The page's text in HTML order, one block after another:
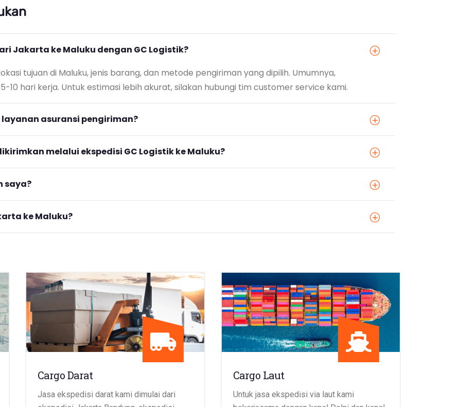
Jakarta ke Maluku dengan GC Logistik?
tujuan di Maluku, jenis barang, dan metode pengiriman yang dipilih. Umumnya,
hari kerja. Untuk estimasi lebih akurat, silakan hubungi tim customer service kami.
asuransi pengiriman?
melalui ekspedisi GC Logistik ke Maluku?
saya?
ke Maluku?
Cargo Darat
Jasa ekspedisi darat kami dimulai dari
Cargo Laut
Untuk jasa ekspedisi via laut kami